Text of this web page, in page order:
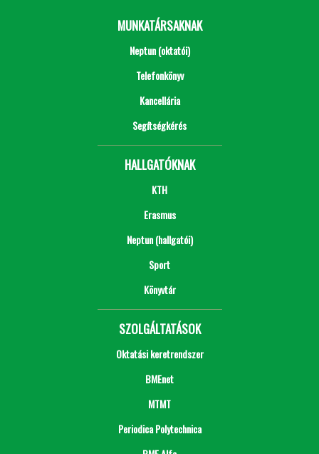
MUNKATÁRSAKNAK
Neptun (oktatói)
Telefonkönyv
Kancellária
Segítségkérés
HALLGATÓKNAK
KTH
Erasmus
Neptun (hallgatói)
Sport
Könyvtár
SZOLGÁLTATÁSOK
Oktatási keretrendszer
BMEnet
MTMT
Periodica Polytechnica